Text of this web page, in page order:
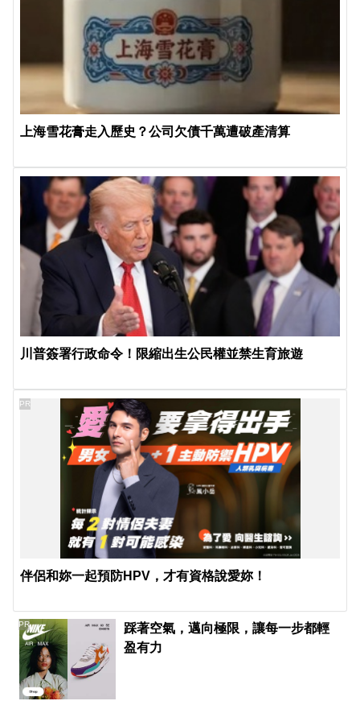
上海雪花膏走入歷史？公司欠債千萬遭破產清算
川普簽署行政命令！限縮出生公民權並禁生育旅遊
伴侶和妳一起預防HPV，才有資格說愛妳！
PR
踩著空氣，邁向極限，讓每一步都輕
盈有力
PR